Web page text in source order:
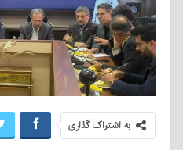
به اشتراک گذاری